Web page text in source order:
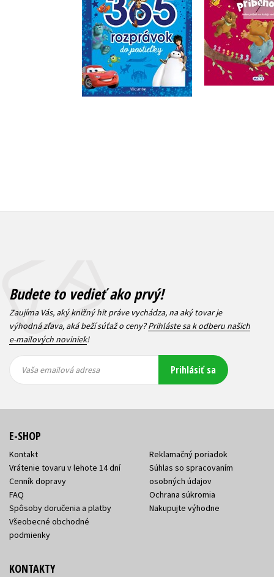
Do košíka
15,29 €
Do
Budete to vedieť ako prvý!
Zaujíma Vás, aký knižný hit práve vychádza, na aký tovar je
výhodná zľava, aká beží súťaž o ceny?Prihláste sa k odberu našich
e-mailových noviniek!
emailová
emailová
Vaša emailová adresa Prihlásiť sa
E-SHOP
Kontakt
Vrátenie tovaru v lehote 14 dní
Cenník dopravy
FAQ
Spôsoby doručenia a platby
Všeobecné obchodné
podmienky
Reklamačný poriadok
Súhlas so spracovaním
osobných údajov
Ochrana súkromia
Nakupujte výhodne
KONTAKTY